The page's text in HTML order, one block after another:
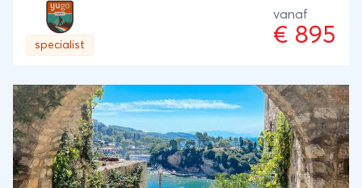
herdersdorpen met elkaar via panoramische, soms
uitdagende bergwegen. De herders verwelkomen je
op hun erf en serveren je smakelijke en authentieke
eeuwenoude cultuur van de Montenegrijnse
bergbewoners uit eerste hand te ervaren. Ook
ervaar je een nacht de ultieme vrijheid van
wildkamperen.Maar net zo belangrijk is dat het
concept ook andersom een voordeel oplevert. Met
specialist
vanaf
€ 895